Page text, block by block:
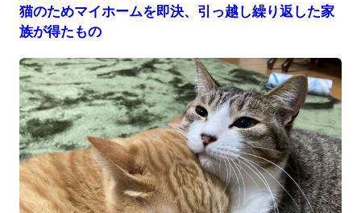
猫のためマイホームを即決、引っ越し繰り返した家
族が得たもの